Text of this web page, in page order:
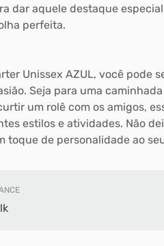
dar aquele destaque
perfeita.
Unissex AZUL, você pode
Seja para uma
um rolê com os amigos,
estilos e atividades. Não
toque de personalidade ao